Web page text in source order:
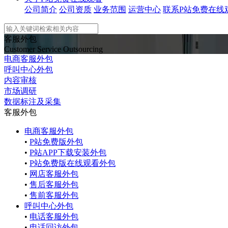
公司简介 公司资质 业务范围 运营中心 联系P站免费在线
客服外包
Customer Service Outsourcing
电商客服外包
呼叫中心外包
内容审核
市场调研
数据标注及采集
客服外包
电商客服外包
• P站免费版外包
• P站APP下载安装外包
• P站免费版在线观看外包
• 网店客服外包
• 售后客服外包
• 售前客服外包
呼叫中心外包
• 电话客服外包